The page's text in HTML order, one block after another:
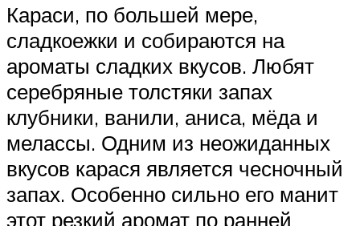
Караси, по большей мере,
сладкоежки и собираются на
ароматы сладких вкусов. Любят
серебряные толстяки запах
клубники, ванили, аниса, мёда и
мелассы. Одним из неожиданных
вкусов карася является чесночный
запах. Особенно сильно его манит
этот резкий аромат по ранней